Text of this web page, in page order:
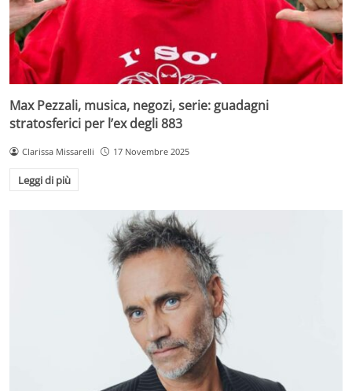
Max Pezzali, musica, negozi, serie: guadagni
stratosferici per l’ex degli 883
Clarissa Missarelli 17 Novembre 2025
Leggi di più